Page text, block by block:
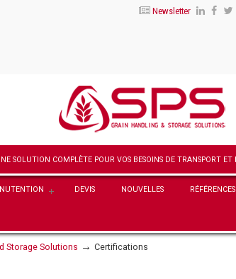
Newsletter
DEVIS NOUVELLES RÉFÉRENCES
Storage Solutions → Certifications